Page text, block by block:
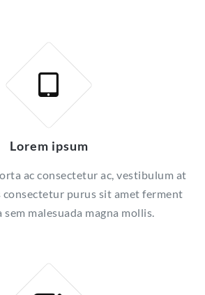
Lorem ipsum
ac consectetur ac, vestibulum at
consectetur purus sit amet ferment
malesuada magna mollis.